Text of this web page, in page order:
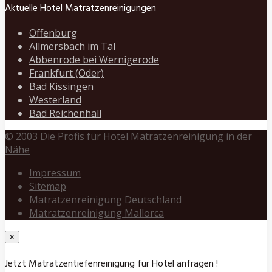
Aktuelle Hotel Matratzenreinigungen
Offenburg
Allmersbach im Tal
Abbenrode bei Wernigerode
Frankfurt (Oder)
Bad Kissingen
Westerland
Bad Reichenhall
© 2003 Die Profis für Hotel Matratzenreinigung in der
Nähe
Impressum
Sitemap
Matratzenreinigung Deutschland
Matratzenreinigung Mallorca
×
Jetzt Matratzentiefenreinigung für Hotel anfragen !